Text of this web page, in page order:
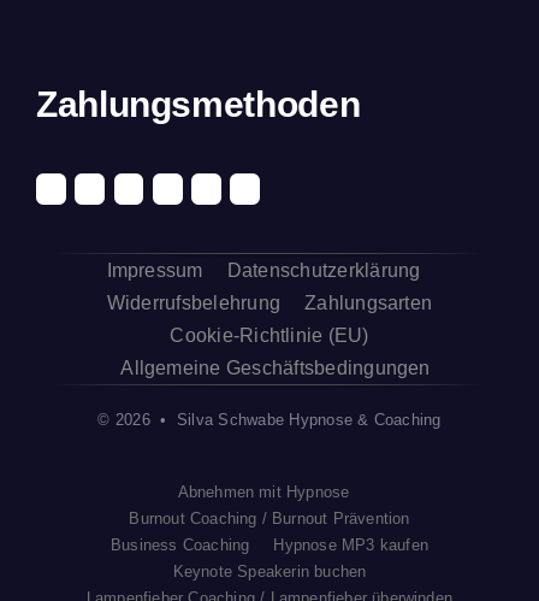
Zahlungsmethoden
Impressum
Datenschutzerklärung
Widerrufsbelehrung
Zahlungsarten
Cookie-Richtlinie (EU)
Allgemeine Geschäftsbedingungen
© 2026 • Silva Schwabe Hypnose & Coaching
Abnehmen mit Hypnose
Burnout Coaching / Burnout Prävention
Business Coaching
Hypnose MP3 kaufen
Keynote Speakerin buchen